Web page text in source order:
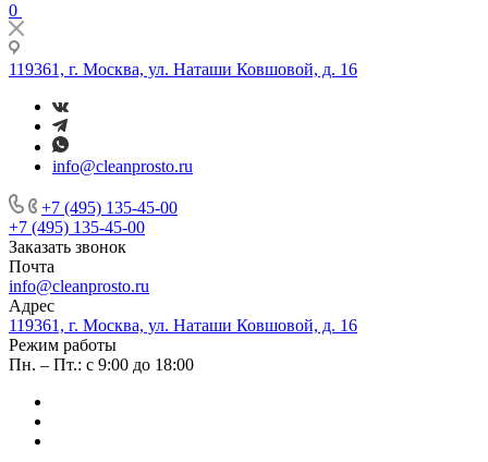
0
119361, г. Москва, ул. Наташи Ковшовой, д. 16
info@cleanprosto.ru
+7 (495) 135-45-00
+7 (495) 135-45-00
Заказать звонок
Почта
info@cleanprosto.ru
Адрес
119361, г. Москва, ул. Наташи Ковшовой, д. 16
Режим работы
Пн. – Пт.: с 9:00 до 18:00